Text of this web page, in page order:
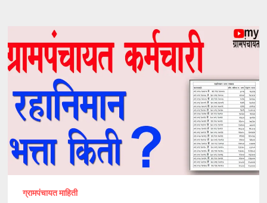
ग्रामपंचायत माहिती